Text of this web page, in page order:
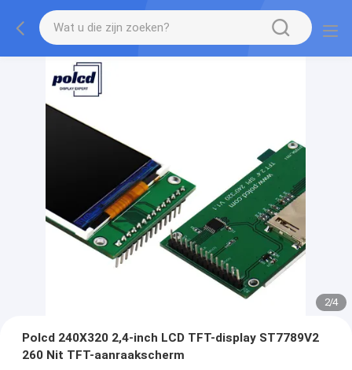
2/4
Polcd 240X320 2,4-inch LCD TFT-display ST7789V2
260 Nit TFT-aanraakscherm